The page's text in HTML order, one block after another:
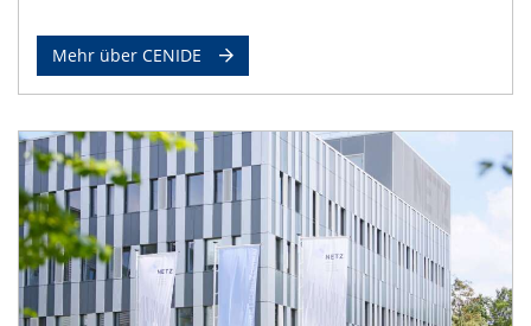
Mehr über CENIDE